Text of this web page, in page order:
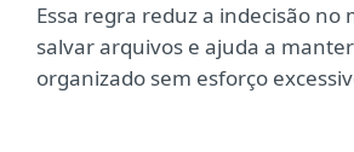
Essa regra reduz a indecisão no
salvar arquivos e ajuda a
organizado sem esforço